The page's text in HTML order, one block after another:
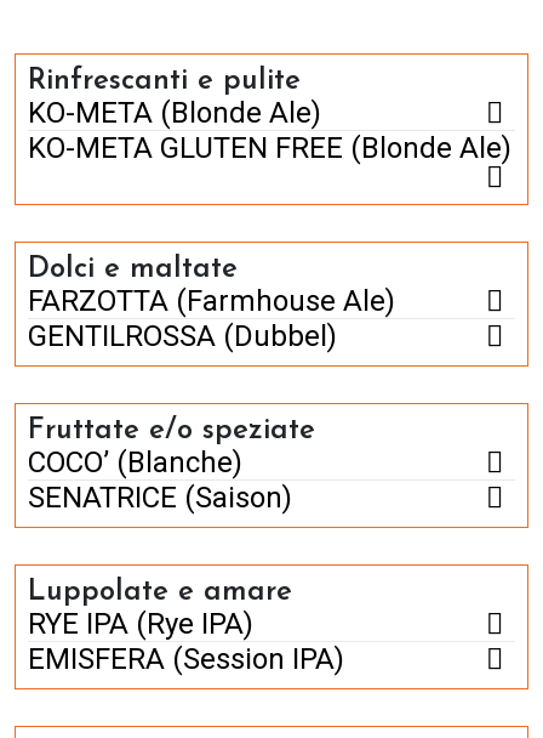
Rinfrescanti e pulite
KO-META (Blonde Ale)
KO-META GLUTEN FREE (Blonde Ale)
Dolci e maltate
FARZOTTA (Farmhouse Ale)
GENTILROSSA (Dubbel)
Fruttate e/o speziate
COCO’ (Blanche)
SENATRICE (Saison)
Luppolate e amare
RYE IPA (Rye IPA)
EMISFERA (Session IPA)